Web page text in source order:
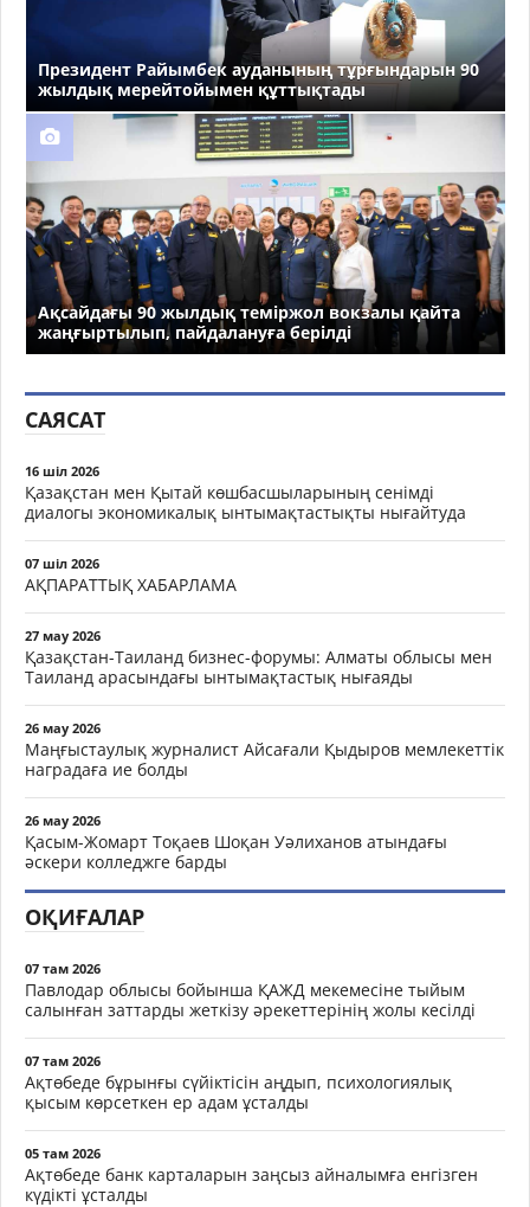
Президент Райымбек ауданының тұрғындарын 90
жылдық мерейтойымен құттықтады
Ақсайдағы 90 жылдық теміржол вокзалы қайта
жаңғыртылып, пайдалануға берілді
САЯСАТ
16 шіл 2026
Қазақстан мен Қытай көшбасшыларының сенімді
диалогы экономикалық ынтымақтастықты нығайтуда
07 шіл 2026
АҚПАРАТТЫҚ ХАБАРЛАМА
27 мау 2026
Қазақстан-Таиланд бизнес-форумы: Алматы облысы мен
Таиланд арасындағы ынтымақтастық нығаяды
26 мау 2026
Маңғыстаулық журналист Айсағали Қыдыров мемлекеттік
наградаға ие болды
26 мау 2026
Қасым-Жомарт Тоқаев Шоқан Уәлиханов атындағы
әскери колледжге барды
ОҚИҒАЛАР
07 там 2026
Павлодар облысы бойынша ҚАЖД мекемесіне тыйым
салынған заттарды жеткізу әрекеттерінің жолы кесілді
07 там 2026
Ақтөбеде бұрынғы сүйіктісін аңдып, психологиялық
қысым көрсеткен ер адам ұсталды
05 там 2026
Ақтөбеде банк карталарын заңсыз айналымға енгізген
күдікті ұсталды